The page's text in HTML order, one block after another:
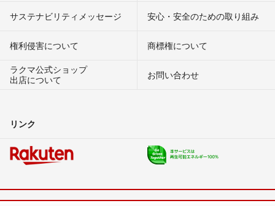
サステナビリティメッセージ 安心・安全のための取り組み
権利侵害について
商標権について
ラクマ公式ショップ
出店について
お問い合わせ
リンク